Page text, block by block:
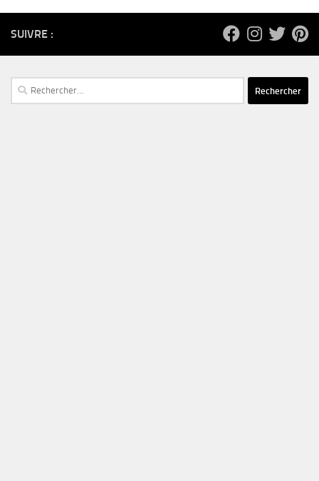
SUIVRE :
Rechercher :